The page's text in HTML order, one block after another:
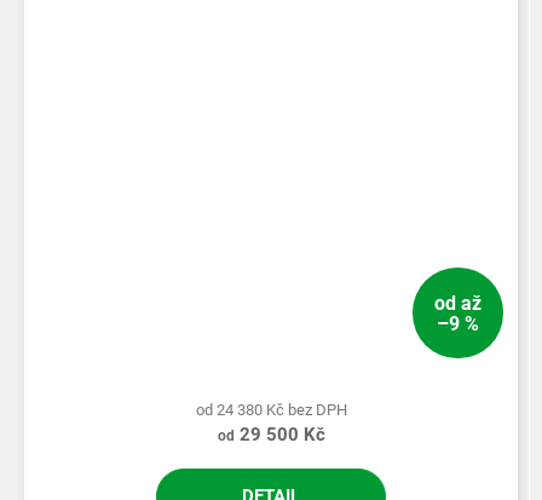
od až
–9 %
od 24 380 Kč bez DPH
od 29 500 Kč